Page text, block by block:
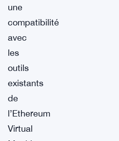
une
compatibilité
avec
les
outils
existants
de
l’Ethereum
Virtual